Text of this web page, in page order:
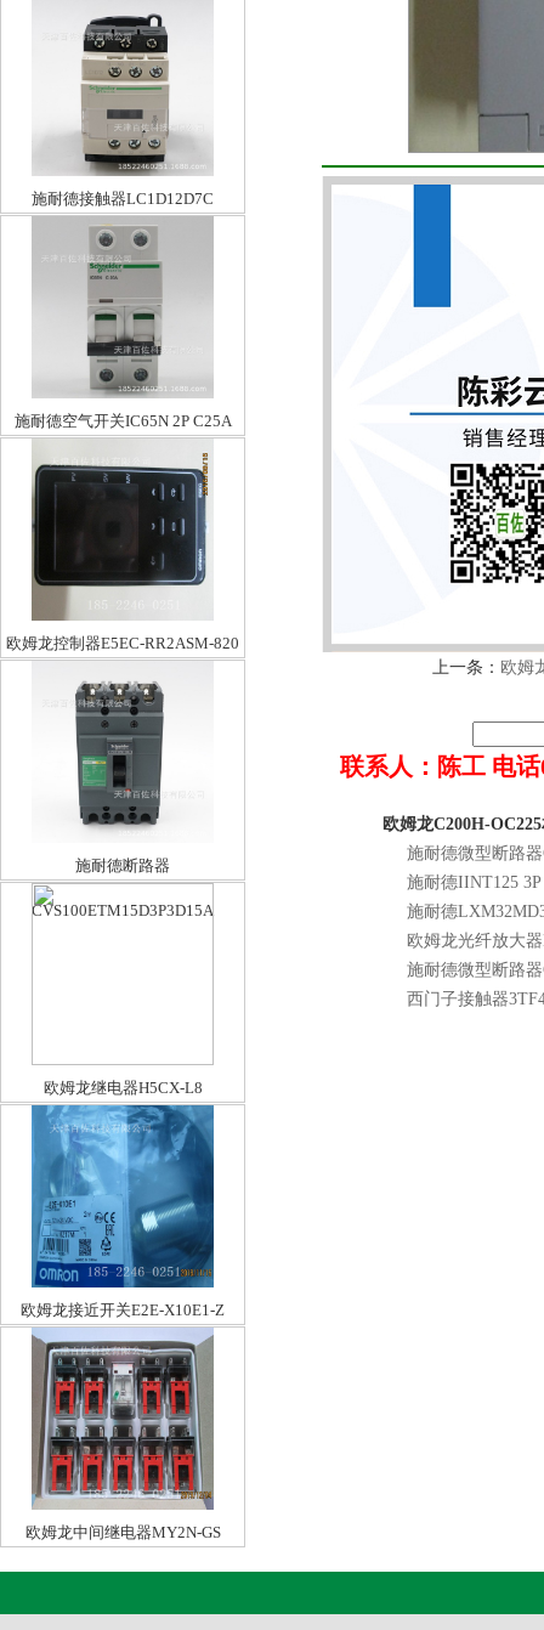
施耐德接触器LC1D12D7C
施耐德空气开关IC65N 2P C25A
欧姆龙控制器E5EC-RR2ASM-820
施耐德断路器
CVS100ETM15D3P3D15A
欧姆龙继电器H5CX-L8
欧姆龙接近开关E2E-X10E1-Z
欧姆龙中间继电器MY2N-GS
上一条： 欧姆
联系人：陈工 电话
欧姆龙C200H-
施耐德微型断路器
施耐德IINT125 3P
施耐德
欧姆龙光纤放大
施耐德微型断路器
西门子接触器